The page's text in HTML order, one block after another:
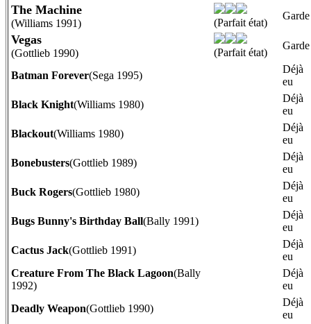
The Machine
(Williams 1991) (Parfait état)
Garde
Vegas
(Gottlieb 1990) (Parfait état)
Garde
Batman Forever(Sega 1995)
Déjà
eu
Black Knight(Williams 1980)
Déjà
eu
Blackout(Williams 1980)
Déjà
eu
Bonebusters(Gottlieb 1989)
Déjà
eu
Buck Rogers(Gottlieb 1980)
Déjà
eu
Bugs Bunny's Birthday Ball(Bally 1991)
Déjà
eu
Cactus Jack(Gottlieb 1991)
Déjà
eu
Creature From The Black Lagoon(Bally
1992)
Déjà
eu
Deadly Weapon(Gottlieb 1990)
Déjà
eu